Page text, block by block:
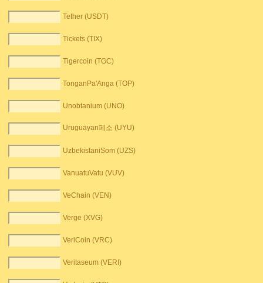
Tether (USDT)
Tickets (TIX)
Tigercoin (TGC)
TonganPa'Anga (TOP)
Unobtanium (UNO)
Uruguayan페소 (UYU)
UzbekistaniSom (UZS)
VanuatuVatu (VUV)
VeChain (VEN)
Verge (XVG)
VeriCoin (VRC)
Veritaseum (VERI)